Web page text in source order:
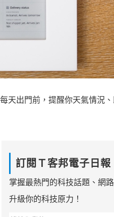
天出門前，提醒你天氣情況
訂閱Ｔ客邦電子日報
掌握最熱門的科技話題、網路
升級你的科技原力！